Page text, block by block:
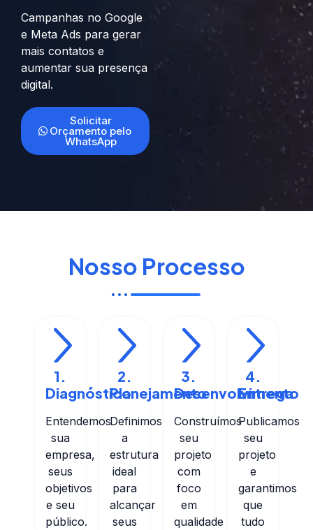
Campanhas no Google
e Meta Ads para gerar
mais contatos e
aumentar sua presença
digital.
Solicitar
Orçamento pelo
WhatsApp
Nosso Processo
1.
Diagnóstico
Entendemos
sua
empresa,
seus
objetivos
e seu
público.
2.
Planejamento
Definimos
a
estrutura
ideal
para
alcançar
seus
3.
Desenvolvimento
Construímos
seu
projeto
com
foco
em
qualidade
4.
Entrega
Publicamos
seu
projeto
e
garantimos
que
tudo